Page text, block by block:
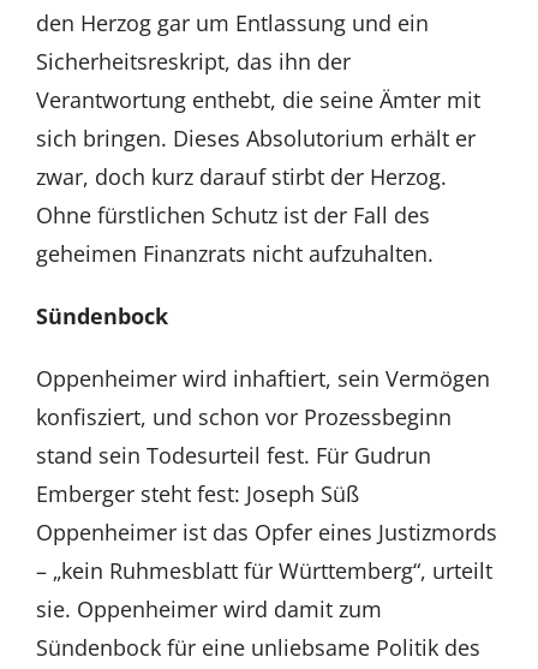
den Herzog gar um Entlassung und ein
Sicherheitsreskript, das ihn der
Verantwortung enthebt, die seine Ämter mit
sich bringen. Dieses Absolutorium erhält er
zwar, doch kurz darauf stirbt der Herzog.
Ohne fürstlichen Schutz ist der Fall des
geheimen Finanzrats nicht aufzuhalten.
Sündenbock
Oppenheimer wird inhaftiert, sein Vermögen
konfisziert, und schon vor Prozessbeginn
stand sein Todesurteil fest. Für Gudrun
Emberger steht fest: Joseph Süß
Oppenheimer ist das Opfer eines Justizmords
– „kein Ruhmesblatt für Württemberg“, urteilt
sie. Oppenheimer wird damit zum
Sündenbock für eine unliebsame Politik des